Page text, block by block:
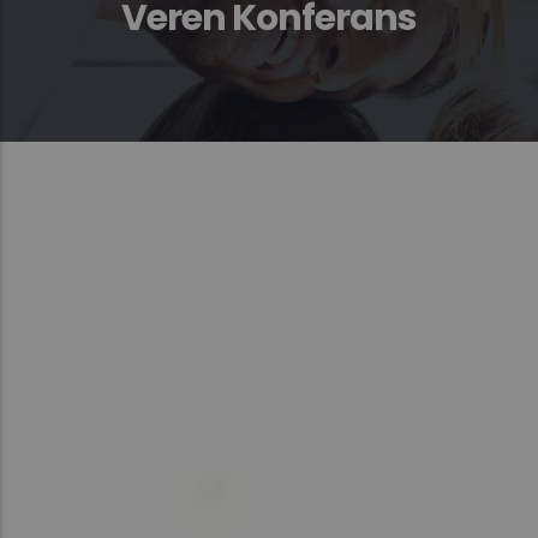
Veren Konferans